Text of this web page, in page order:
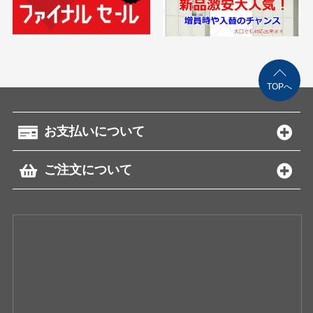
お支払いについて
ご注文について
TOPへ